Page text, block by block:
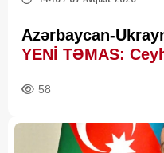
Azərbaycan-
YENİ TƏMAS:
58